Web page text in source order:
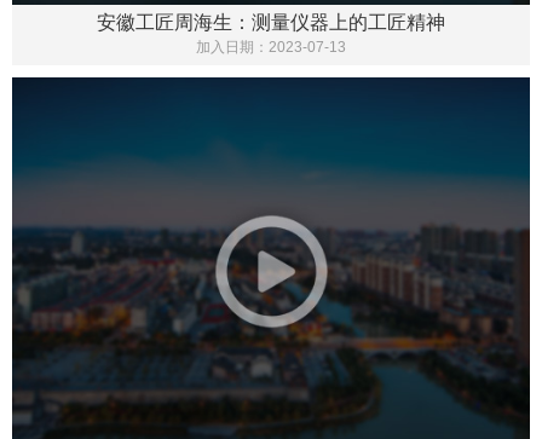
安徽工匠周海生：测量仪器上的工匠精神
加入日期： 2023-07-13